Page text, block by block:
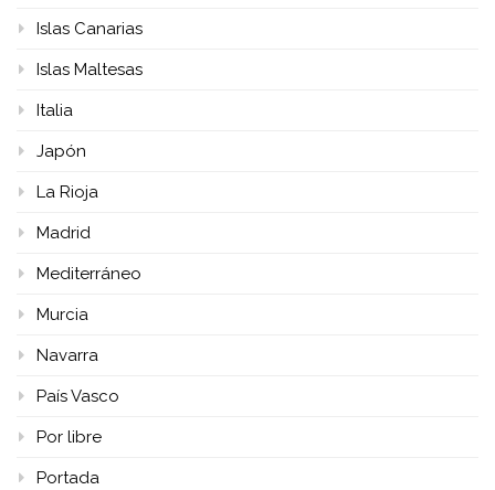
Islas Canarias
Islas Maltesas
Italia
Japón
La Rioja
Madrid
Mediterráneo
Murcia
Navarra
País Vasco
Por libre
Portada